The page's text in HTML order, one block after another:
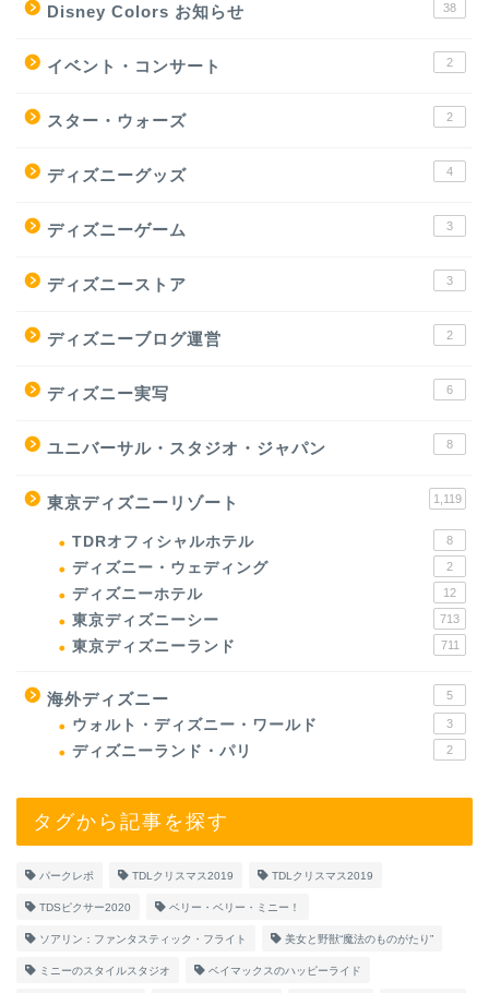
Disney Colors お知らせ 38
イベント・コンサート 2
スター・ウォーズ 2
ディズニーグッズ 4
ディズニーゲーム 3
ディズニーストア 3
ディズニーブログ運営 2
ディズニー実写 6
ユニバーサル・スタジオ・ジャパン 8
東京ディズニーリゾート 1,119
TDRオフィシャルホテル 8
ディズニー・ウェディング 2
ディズニーホテル 12
東京ディズニーシー 713
東京ディズニーランド 711
海外ディズニー 5
ウォルト・ディズニー・ワールド 3
ディズニーランド・パリ 2
タグから記事を探す
パークレポ TDLクリスマス2019 TDLクリスマス2019
TDSピクサー2020 ベリー・ベリー・ミニー！
ソアリン：ファンタスティック・フライト 美女と野獣“魔法のものがたり”
ミニーのスタイルスタジオ ベイマックスのハッピーライド